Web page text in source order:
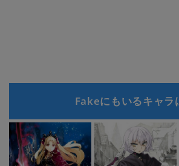
Fakeにもいるキャラ